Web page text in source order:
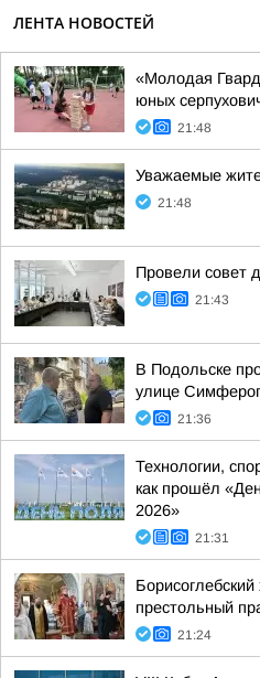
ЛЕНТА НОВОСТЕЙ
«Молодая
юных
21:48
Уважаемые
21:48
Провели совет
21:43
В Подольске
улице
21:36
Технологии,
как прошёл
2026»
21:31
престольный
21:24